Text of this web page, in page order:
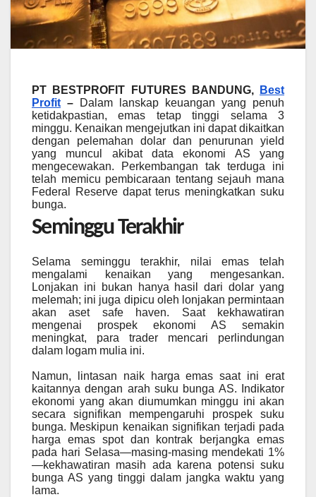
PT BESTPROFIT FUTURES BANDUNG,
Best
Profit –
Dalam lanskap keuangan yang penuh
ketidakpastian, emas tetap tinggi selama 3
minggu. Kenaikan mengejutkan ini dapat dikaitkan
dengan pelemahan dolar dan penurunan yield
yang muncul akibat data ekonomi AS yang
mengecewakan. Perkembangan tak terduga ini
telah memicu pembicaraan tentang sejauh mana
Federal Reserve dapat terus meningkatkan suku
bunga.
Seminggu Terakhir
Selama seminggu terakhir, nilai emas telah
mengalami kenaikan yang mengesankan.
Lonjakan ini bukan hanya hasil dari dolar yang
melemah; ini juga dipicu oleh lonjakan permintaan
akan aset safe haven. Saat kekhawatiran
mengenai prospek ekonomi AS semakin
meningkat, para trader mencari perlindungan
dalam logam mulia ini.
Namun, lintasan naik harga emas saat ini erat
kaitannya dengan arah suku bunga AS. Indikator
ekonomi yang akan diumumkan minggu ini akan
secara signifikan mempengaruhi prospek suku
bunga. Meskipun kenaikan signifikan terjadi pada
harga emas spot dan kontrak berjangka emas
pada hari Selasa—masing-masing mendekati 1%
—kekhawatiran masih ada karena potensi suku
bunga AS yang tinggi dalam jangka waktu yang
lama.